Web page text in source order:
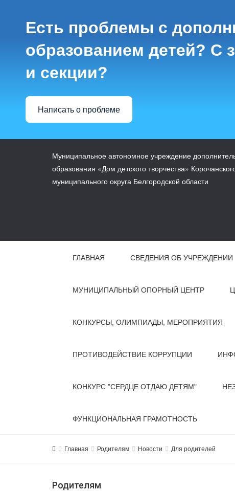
Есть проблемы с
образованием детей? С
и секции?
Написать о проблеме
Муниципальное автономное учреждение
образования «Дом детского творчества»
муниципального округа Белгородской области
ГЛАВНАЯ СВЕДЕНИЯ ОБ УЧРЕЖДЕНИИ
МУНИЦИПАЛЬНЫЙ ОПОРНЫЙ ЦЕНТР
КОНКУРСЫ, ОЛИМПИАДЫ, МЕРОПРИЯТИЯ
ПРОТИВОДЕЙСТВИЕ КОРРУПЦИИ
КОНКУРС "СЕРДЦЕ ОТДАЮ ДЕТЯМ"
ФУНКЦИОНАЛЬНАЯ ГРАМОТНОСТЬ
Главная Родителям Новости Для родителей
Родителям